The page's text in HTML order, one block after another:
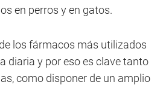
en perros y en gatos.
los fármacos más utilizados
diaria y por eso es clave tanto
como disponer de un amplio